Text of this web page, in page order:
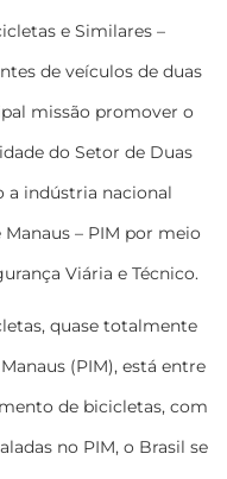
e Similares –
de veículos de duas
missão promover o
do Setor de Duas
a indústria nacional
– PIM por meio
Viária e Técnico.
quase totalmente
(PIM), está entre
de bicicletas, com
no PIM, o Brasil se